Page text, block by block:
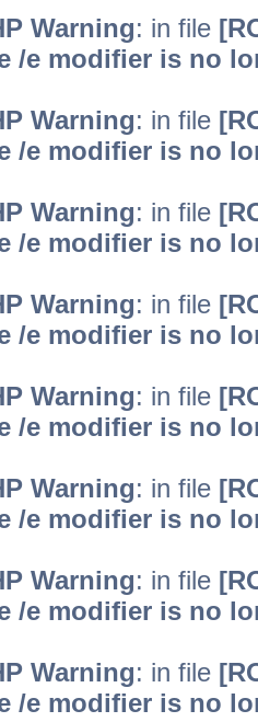
Warning: in file
/e modifier is no
Warning: in file
/e modifier is no
Warning: in file
/e modifier is no
Warning: in file
/e modifier is no
Warning: in file
/e modifier is no
Warning: in file
/e modifier is no
Warning: in file
/e modifier is no
Warning: in file
/e modifier is no